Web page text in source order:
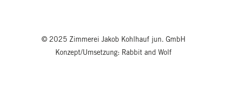
© 2025 Zimmerei Jakob Kohlhauf jun. GmbH
Konzept/Umsetzung: Rabbit and Wolf